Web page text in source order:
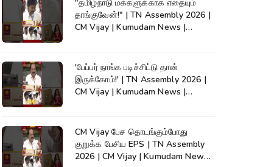
"தமிழ்நாடு மக்களுக்காக எதையும்
தாங்குவேன்!" | TN Assembly 2026 |
CM Vijay | Kumudam News |
'பேப்பர் நாங்க படிச்சிட்டு தான்
இருக்கோம்!' | TN Assembly 2026 |
CM Vijay | Kumudam News |
CM Vijay பேச தொடங்கும்போது
குறுக்க பேசிய EPS | TN Assembly
2026 | CM Vijay | Kumudam News |